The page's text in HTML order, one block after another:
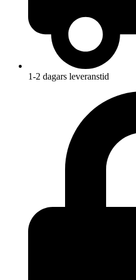
1-2 dagars leveranstid